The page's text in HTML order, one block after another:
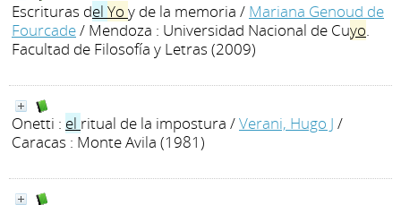
Escrituras del Yo y de la memoria / Mariana Genoud de
Fourcade/ Mendoza : Universidad Nacional de Cuyo.
Facultad de Filosofía y Letras (2009)
Onetti : el ritual de la impostura /Verani, Hugo J /
Caracas : Monte Avila (1981)